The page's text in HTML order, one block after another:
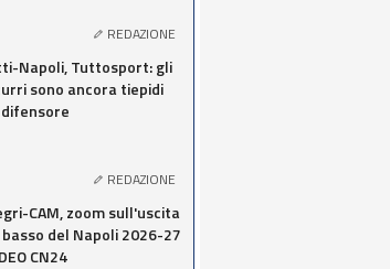
REDAZIONE
Napoli, Tuttosport: gli
sono ancora tiepidi
REDAZIONE
CAM, zoom sull'uscita
del Napoli 2026-27
CN24